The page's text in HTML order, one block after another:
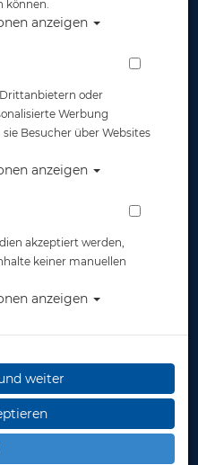
können.
anzeigen
oder
Werbung
Besucher über Websites
anzeigen
akzeptiert werden,
keiner manuellen
anzeigen
weiter